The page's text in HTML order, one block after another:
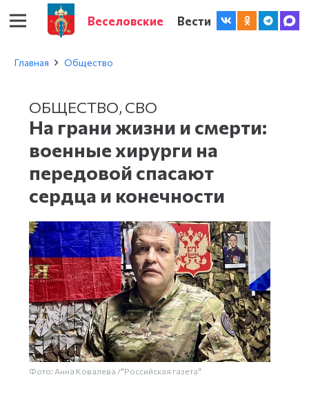
Веселовские Вести
Главная Общество
ОБЩЕСТВО, СВО
На грани жизни и смерти:
военные хирурги на
передовой спасают
сердца и конечности
Фото: Анна Ковалева /"Российская газета"